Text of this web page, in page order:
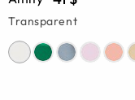
Transparent